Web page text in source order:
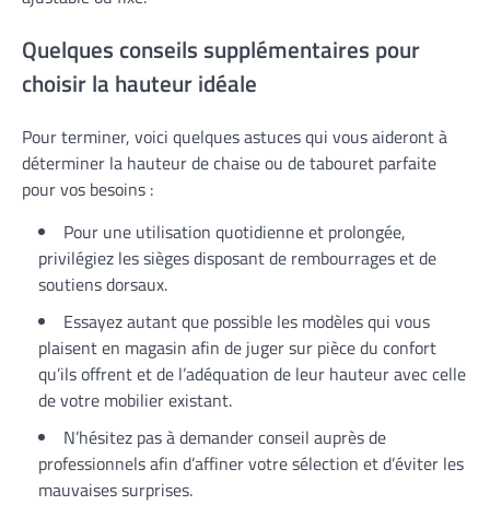
Quelques conseils supplémentaires pour
choisir la hauteur idéale
Pour terminer, voici quelques astuces qui vous aideront à
déterminer la hauteur de chaise ou de tabouret parfaite
pour vos besoins :
Pour une utilisation quotidienne et prolongée,
privilégiez les sièges disposant de rembourrages et de
soutiens dorsaux.
Essayez autant que possible les modèles qui vous
plaisent en magasin afin de juger sur pièce du confort
qu’ils offrent et de l’adéquation de leur hauteur avec celle
de votre mobilier existant.
N’hésitez pas à demander conseil auprès de
professionnels afin d’affiner votre sélection et d’éviter les
mauvaises surprises.